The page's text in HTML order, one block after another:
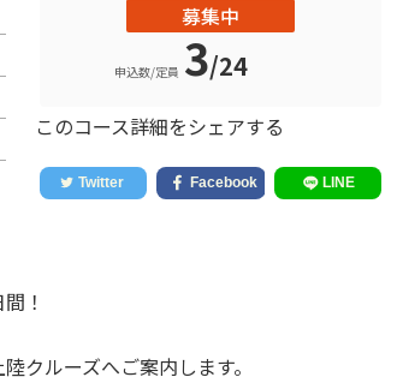
募集中
申込数/定員 3/24
このコース詳細をシェアする
！
クルーズへご案内します。